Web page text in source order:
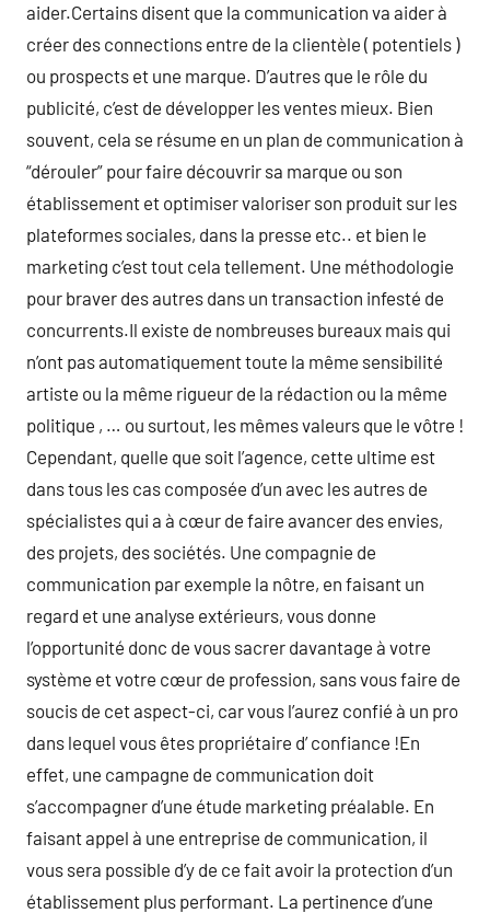
aider.Certains disent que la communication va aider à
créer des connections entre de la clientèle ( potentiels )
ou prospects et une marque. D’autres que le rôle du
publicité, c’est de développer les ventes mieux. Bien
souvent, cela se résume en un plan de communication à
“dérouler” pour faire découvrir sa marque ou son
établissement et optimiser valoriser son produit sur les
plateformes sociales, dans la presse etc.. et bien le
marketing c’est tout cela tellement. Une méthodologie
pour braver des autres dans un transaction infesté de
concurrents.Il existe de nombreuses bureaux mais qui
n’ont pas automatiquement toute la même sensibilité
artiste ou la même rigueur de la rédaction ou la même
politique , … ou surtout, les mêmes valeurs que le vôtre !
Cependant, quelle que soit l’agence, cette ultime est
dans tous les cas composée d’un avec les autres de
spécialistes qui a à cœur de faire avancer des envies,
des projets, des sociétés. Une compagnie de
communication par exemple la nôtre, en faisant un
regard et une analyse extérieurs, vous donne
l’opportunité donc de vous sacrer davantage à votre
système et votre cœur de profession, sans vous faire de
soucis de cet aspect-ci, car vous l’aurez confié à un pro
dans lequel vous êtes propriétaire d’ confiance !En
effet, une campagne de communication doit
s’accompagner d’une étude marketing préalable. En
faisant appel à une entreprise de communication, il
vous sera possible d’y de ce fait avoir la protection d’un
établissement plus performant. La pertinence d’une